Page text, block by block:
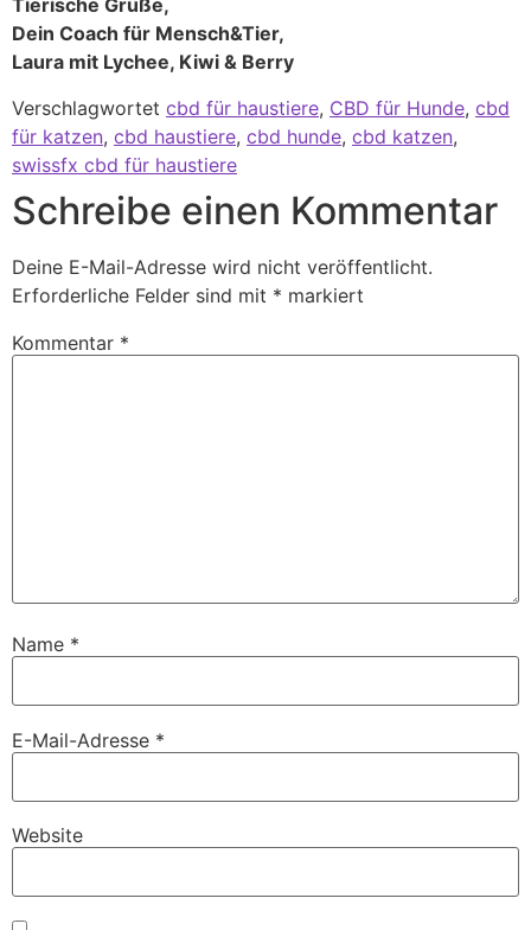
Tierische Grüße,
Dein Coach für Mensch&Tier,
Laura mit Lychee, Kiwi & Berry
Verschlagwortet cbd für haustiere, CBD für Hunde, cbd
für katzen, cbd haustiere, cbd hunde, cbd katzen,
swissfx cbd für haustiere
Schreibe einen Kommentar
Deine E-Mail-Adresse wird nicht veröffentlicht.
Erforderliche Felder sind mit * markiert
Kommentar *
Name *
E-Mail-Adresse *
Website